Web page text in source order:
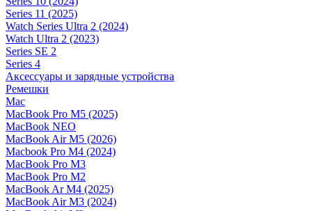
Series 11 (2025)
Watch Series Ultra 2 (2024)
Watch Ultra 2 (2023)
Series SE 2
Series 4
Аксессуары и зарядные устройства
Ремешки
Mac
MacBook Pro M5 (2025)
MacBook NEO
MacBook Air M5 (2026)
Macbook Pro M4 (2024)
MacBook Pro M3
MacBook Pro M2
MacBook Ar M4 (2025)
MacBook Air M3 (2024)